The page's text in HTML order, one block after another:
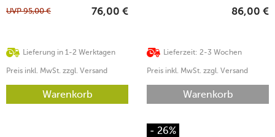
Lieferung in 1-2 Werktagen
UVP95,00 € 76,00 €
Preis inkl. MwSt. zzgl. Versand
Warenkorb
Lieferzeit: 2-3 Wochen
86,00 €
Preis inkl. MwSt. zzgl. Versand
Warenkorb
- 26%